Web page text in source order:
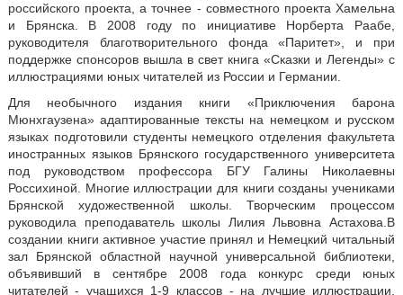
российского проекта, а точнее - совместного проекта Хамельна
и Брянска. В 2008 году по инициативе Норберта Раабе,
руководителя благотворительного фонда «Паритет», и при
поддержке спонсоров вышла в свет книга «Сказки и Легенды» с
иллюстрациями юных читателей из России и Германии.
Для необычного издания книги «Приключения барона
Мюнхгаузена» адаптированные тексты на немецком и русском
языках подготовили студенты немецкого отделения факультета
иностранных языков Брянского государственного университета
под руководством профессора БГУ Галины Николаевны
Россихиной. Многие иллюстрации для книги созданы учениками
Брянской художественной школы. Творческим процессом
руководила преподаватель школы Лилия Львовна Астахова.В
создании книги активное участие принял и Немецкий читальный
зал Брянской областной научной универсальной библиотеки,
объявивший в сентябре 2008 года конкурс среди юных
читателей - учащихся 1-9 классов - на лучшие иллюстрации.